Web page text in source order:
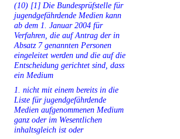
(10) [1] Die Bundesprüfstelle für
jugendgefährdende Medien kann
ab dem 1. Januar 2004 für
Verfahren, die auf Antrag der in
Absatz 7 genannten Personen
eingeleitet werden und die auf die
Entscheidung gerichtet sind, dass
ein Medium
1. nicht mit einem bereits in die
Liste für jugendgefährdende
Medien aufgenommenen Medium
ganz oder im Wesentlichen
inhaltsgleich ist oder